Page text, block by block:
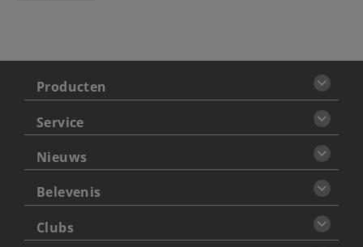
Producten
Service
Nieuws
Belevenis
Clubs